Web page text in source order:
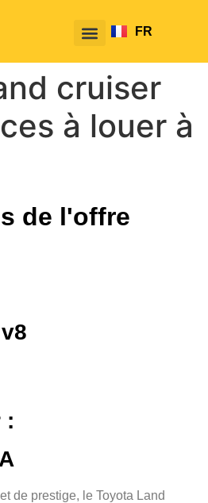
FR
EN
cruiser
à louer à
de l'offre
:
de prestige, le Toyota Land